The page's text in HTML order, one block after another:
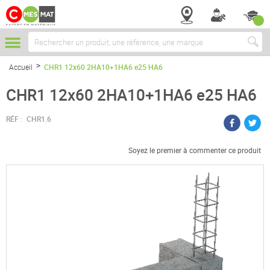
Chercher
Accueil CHR1 12x60 2HA10+1HA6 e25 HA6
CHR1 12x60 2HA10+1HA6 e25 HA6
RÉF : CHR1.6
Soyez le premier à commenter ce produit
Passer